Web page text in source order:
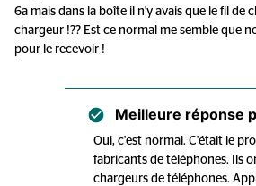
6a mais dans la boîte il n'y avais que le fil de
chargeur !?? Est ce normal me semble que
pour le recevoir !
Meilleure réponse
Oui, c'est normal. C'était le
fabricants de téléphones. Ils
chargeurs de téléphones.